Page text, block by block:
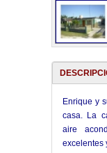
Enrique y
casa. La
aire
excelentes